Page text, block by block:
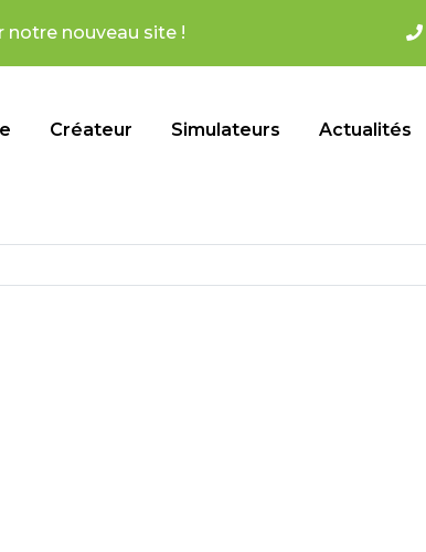
site !
Créateur Simulateurs Actualités